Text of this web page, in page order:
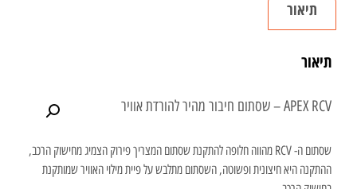
תיאור
תיאור
APEX RCV – שסתום חיבור מהיר להורדת אוויר
שסתום ה- RCV מהווה חלופה להתקנת שסתום המצריך פירוק הצמיג מחישוק הרכב,
ההתקנה היא חיצונית ופשוטה, השסתום מתלבש על פיית מילוי האוויר שמותקנת